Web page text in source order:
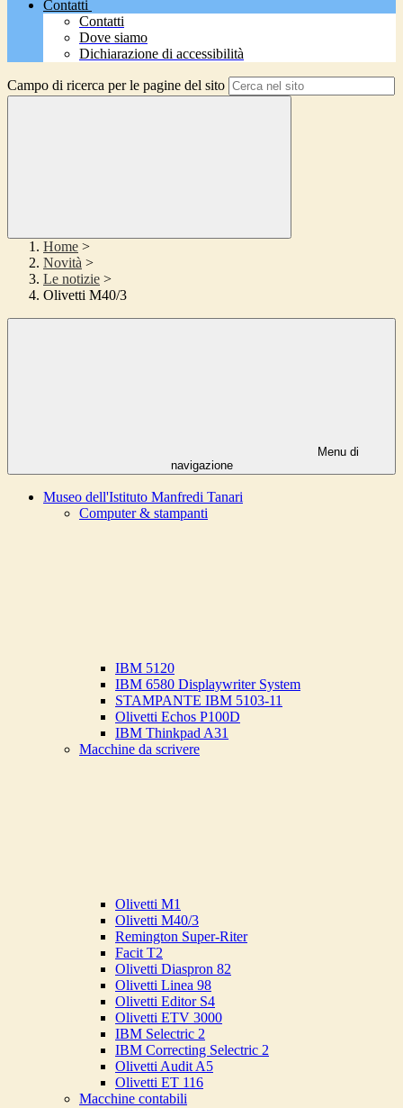
Contatti
Contatti
Dove siamo
Dichiarazione di accessibilità
Campo di ricerca per le pagine del sito
Home >
Novità >
Le notizie >
Olivetti M40/3
Menu di
navigazione
Museo dell'Istituto Manfredi Tanari
Computer & stampanti
IBM 5120
IBM 6580 Displaywriter System
STAMPANTE IBM 5103-11
Olivetti Echos P100D
IBM Thinkpad A31
Macchine da scrivere
Olivetti M1
Olivetti M40/3
Remington Super-Riter
Facit T2
Olivetti Diaspron 82
Olivetti Linea 98
Olivetti Editor S4
Olivetti ETV 3000
IBM Selectric 2
IBM Correcting Selectric 2
Olivetti Audit A5
Olivetti ET 116
Macchine contabili